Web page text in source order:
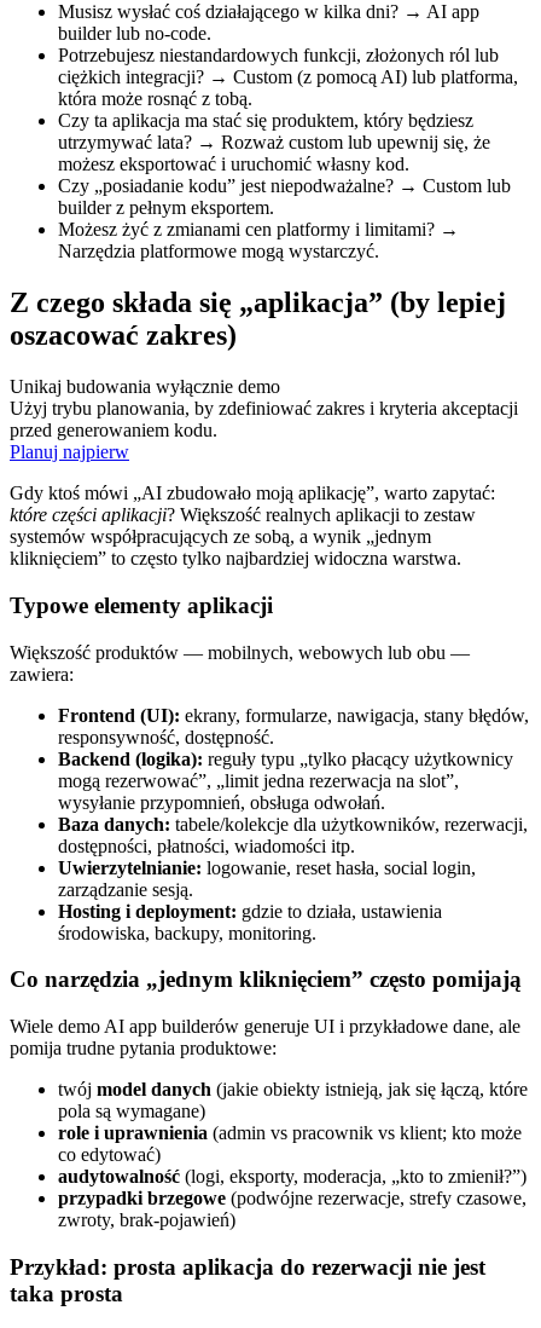
Musisz wysłać coś działającego w kilka dni? → AI app
builder lub no‑code.
Potrzebujesz niestandardowych funkcji, złożonych ról lub
ciężkich integracji? → Custom (z pomocą AI) lub platforma,
która może rosnąć z tobą.
Czy ta aplikacja ma stać się produktem, który będziesz
utrzymywać lata? → Rozważ custom lub upewnij się, że
możesz eksportować i uruchomić własny kod.
Czy „posiadanie kodu” jest niepodważalne? → Custom lub
builder z pełnym eksportem.
Możesz żyć z zmianami cen platformy i limitami? →
Narzędzia platformowe mogą wystarczyć.
Z czego składa się „aplikacja” (by lepiej
oszacować zakres)
Unikaj budowania wyłącznie demo
Użyj trybu planowania, by zdefiniować zakres i kryteria akceptacji
przed generowaniem kodu.
Planuj najpierw
Gdy ktoś mówi „AI zbudowało moją aplikację”, warto zapytać:
które części aplikacji? Większość realnych aplikacji to zestaw
systemów współpracujących ze sobą, a wynik „jednym
kliknięciem” to często tylko najbardziej widoczna warstwa.
Typowe elementy aplikacji
Większość produktów — mobilnych, webowych lub obu —
zawiera:
Frontend (UI): ekrany, formularze, nawigacja, stany błędów,
responsywność, dostępność.
Backend (logika): reguły typu „tylko płacący użytkownicy
mogą rezerwować”, „limit jedna rezerwacja na slot”,
wysyłanie przypomnień, obsługa odwołań.
Baza danych: tabele/kolekcje dla użytkowników, rezerwacji,
dostępności, płatności, wiadomości itp.
Uwierzytelnianie: logowanie, reset hasła, social login,
zarządzanie sesją.
Hosting i deployment: gdzie to działa, ustawienia
środowiska, backupy, monitoring.
Co narzędzia „jednym kliknięciem” często pomijają
Wiele demo AI app builderów generuje UI i przykładowe dane, ale
pomija trudne pytania produktowe:
twój model danych (jakie obiekty istnieją, jak się łączą, które
pola są wymagane)
role i uprawnienia (admin vs pracownik vs klient; kto może
co edytować)
audytowalność (logi, eksporty, moderacja, „kto to zmienił?”)
przypadki brzegowe (podwójne rezerwacje, strefy czasowe,
zwroty, brak‑pojawień)
Przykład: prosta aplikacja do rezerwacji nie jest
taka prosta